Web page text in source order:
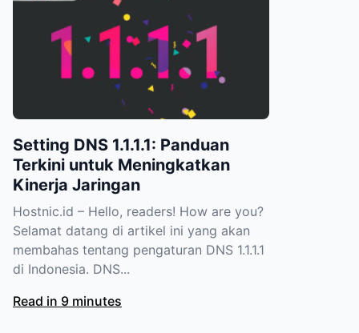
Setting DNS 1.1.1.1: Panduan
Terkini untuk Meningkatkan
Kinerja Jaringan
Hostnic.id – Hello, readers! How are you?
Selamat datang di artikel ini yang akan
membahas tentang pengaturan DNS 1.1.1.1
di Indonesia. DNS...
Read in 9 minutes